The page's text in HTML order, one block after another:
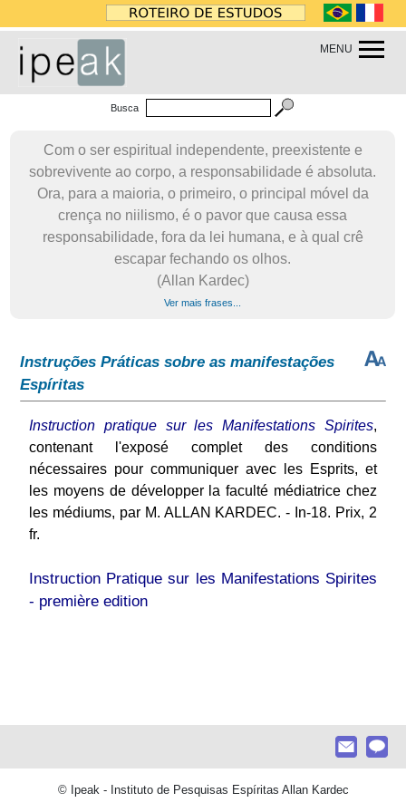
MENU
Busca
Com o ser espiritual independente, preexistente e
sobrevivente ao corpo, a responsabilidade é absoluta.
Ora, para a maioria, o primeiro, o principal móvel da
crença no niilismo, é o pavor que causa essa
responsabilidade, fora da lei humana, e à qual crê
escapar fechando os olhos.
(Allan Kardec)
Ver mais frases...
Instruções Práticas sobre as manifestações
Espíritas
Instruction pratique sur les Manifestations Spirites,
contenant l'exposé complet des conditions
nécessaires pour communiquer avec les Esprits, et
les moyens de développer la faculté médiatrice chez
les médiums, par M. ALLAN KARDEC. - In-18. Prix, 2
fr.
Instruction Pratique sur les Manifestations Spirites
- première edition
© Ipeak - Instituto de Pesquisas Espíritas Allan Kardec